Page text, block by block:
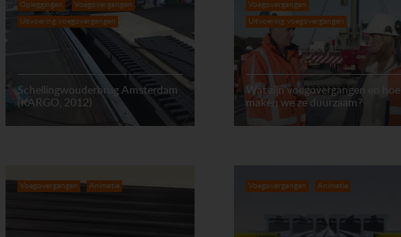
Opleggingen Voegovergangen
Uitvoering voegovergangen
Schellingwouderbrug Amsterdam
(KARGO, 2012)
Voegovergangen
Uitvoering voegovergangen
Wat zijn voegovergangen en hoe
maken we ze duurzaam?
Voegovergangen Animatie Voegovergangen Animatie